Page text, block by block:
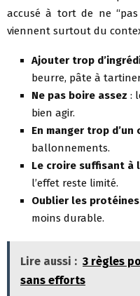
accusé à tort de ne
viennent surtout du
Ajouter trop
beurre, pâte à
Ne pas boire assez :
bien agir.
En manger trop d’un
ballonnements.
Le croire suffisant à
l’effet reste limité.
Oublier les protéines
moins durable.
Lire aussi : 3 règles
sans efforts